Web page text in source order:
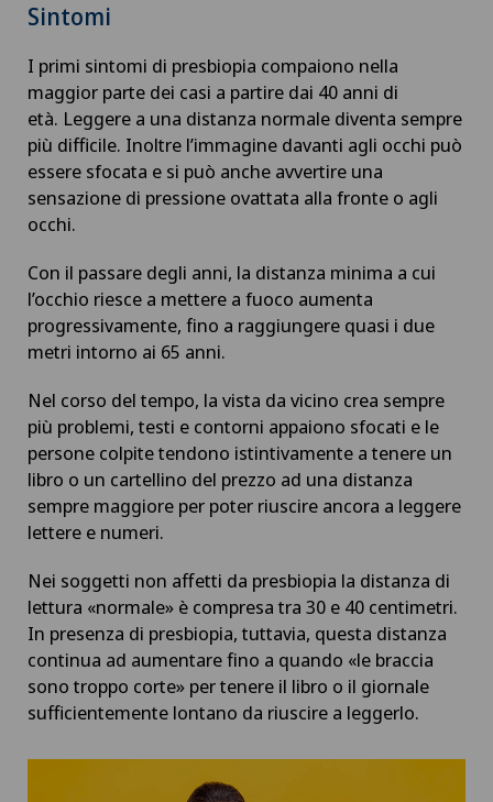
Sintomi
I primi sintomi di presbiopia compaiono nella
maggior parte dei casi a partire dai 40 anni di
età. Leggere a una distanza normale diventa sempre
più difficile. Inoltre l’immagine davanti agli occhi può
essere sfocata e si può anche avvertire una
sensazione di pressione ovattata alla fronte o agli
occhi.
Con il passare degli anni, la distanza minima a cui
l’occhio riesce a mettere a fuoco aumenta
progressivamente, fino a raggiungere quasi i due
metri intorno ai 65 anni.
Nel corso del tempo, la vista da vicino crea sempre
più problemi, testi e contorni appaiono sfocati e le
persone colpite tendono istintivamente a tenere un
libro o un cartellino del prezzo ad una distanza
sempre maggiore per poter riuscire ancora a leggere
lettere e numeri.
Nei soggetti non affetti da presbiopia la distanza di
lettura «normale» è compresa tra 30 e 40 centimetri.
In presenza di presbiopia, tuttavia, questa distanza
continua ad aumentare fino a quando «le braccia
sono troppo corte» per tenere il libro o il giornale
sufficientemente lontano da riuscire a leggerlo.